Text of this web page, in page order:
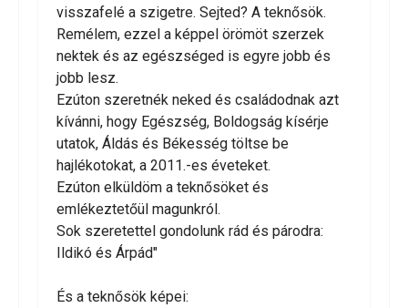
visszafelé a szigetre. Sejted? A teknősök.
Remélem, ezzel a képpel örömöt szerzek
nektek és az egészséged is egyre jobb és
jobb lesz.
Ezúton szeretnék neked és családodnak azt
kívánni, hogy Egészség, Boldogság kísérje
utatok, Áldás és Békesség töltse be
hajlékotokat, a 2011.-es éveteket.
Ezúton elküldöm a teknősöket és
emlékeztetőül magunkról.
Sok szeretettel gondolunk rád és párodra:
Ildikó és Árpád"
És a teknősök képei: